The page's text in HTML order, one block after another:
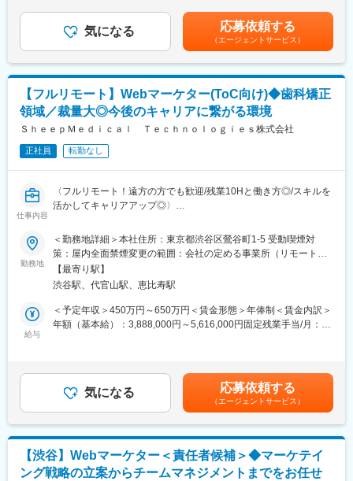
海外の様々な医療機器・美容機器等を紹介していました。
◎2011年に医療コンサルティング会社と合併し、2012年10月よ
り医療に特化したコンサルティングを主軸とした事業を展開して
◎クリニックでは、当社の受付スタッフやカウンセラーが実務面
をしっかりサポートいるため、既存店舗のサポートだけでなく新
規開院も計画しています。今後は既存のクリニック以外に対して
も積極的にコンサルティング事業を展開する予定です。
・市場・競合・ユーザー分析
・新サービス、新機能の企画、要件定義、仕様策定
・KPIの設定と進捗管理、データに基づいた改善策の立案と実行
・ロードマップの作成と管理
・部門間（経営層、営業、マーケティング等）の調整
※ご本人の意向および試用期間中の業務状況などを踏まえて適材適
所を判断していきます。
※少数精鋭で実力主義、かつ積極性・協力性・スピードを重んじる
組織です。
早期にチームリードをお任せするケースもあります。
ディレクター、UXUIデザイナー、エンジニア（バックエンド、フ
ロントエンド、インフラ、AI各種在籍。業務委託・外注含む）で
プロダクトチームを組成。現PdMは業務委託で活躍されており、
今回は正社員のプロダクトマネージャーとして中心的な役割をお
※医療業界経験者も居りますので、業界知識は不問です。
全国フルリモート制を導入しており、場所を縛られず拡大中の自
社サービスに携わりたい方にお勧めです。
四半期に一回程度の対面で会うキックオフの機会もご用意してお
ります。
変更の範囲：会社の定める業務
残業手当＞有＜給与補足＞固定手当として、在宅勤務手当(月1万
円)がございます。賃金はあくまでも目安の金額であり、選考を通
じて上下する可能性があります。月給(月額)は固定手当を含めた表
記です。
気になる 応募依頼する
（エージェントサービス）
【フルリモート】Webマーケター(ToC向け)◆歯科矯正
領域／裁量大◎今後のキャリアに繋がる環境
ＳｈｅｅｐＭｅｄｉｃａｌ Ｔｅｃｈｎｏｌｏｇｉｅｓ株式会社
正社員 転勤なし
仕事内容
〈フルリモート！遠方の方でも歓迎/残業10Hと働き方◎/スキルを
活かしてキャリアアップ◎〉
■業務概要：
グループ会社が運営支援している全国23院の歯科クリニックのマ
ーケティングに携わっていただくポジションです。toC領域での
GoogleやYahoo！リスティング広告やSEOをメインに活躍されて
来られた方を募集しています。
歯科矯正マーケティングの領域において、国内トップクラスのノ
ウハウをもつマーケターと一緒に業務を行っていただけます。
■業務内容詳細：
◇各WEB媒体の広告運用と関連業務全般
・Googleリスティング広告、SNS広告を中心に運用
・LPOの企画立案からLP制作のディレクション・広告バナー／動
勤務地
＜勤務地詳細＞本社住所：東京都渋谷区鶯谷町1-5 受動喫煙対
策：屋内全面禁煙変更の範囲：会社の定める事業所（リモートワ
ーク含む）
【最寄り駅】
渋谷駅、代官山駅、恵比寿駅
給与
＜予定年収＞450万円～650万円＜賃金形態＞年俸制＜賃金内訳＞
年額（基本給）：3,888,000円～5,616,000円固定残業手当/月：
あくまでも目安の金額であり、選考を通じて上下する可能性があ
ります。月給(月額)は固定手当を含めた表記です。
気になる 応募依頼する
（エージェントサービス）
【渋谷】Webマーケター＜責任者候補＞◆マーケテイ
ング戦略の立案からチームマネジメントまでをお任せ